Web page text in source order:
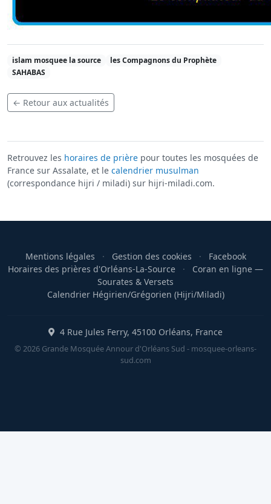
islam mosquee la source
les Compagnons du Prophète
SAHABAS
← Retour aux actualités
Retrouvez les horaires de prière pour toutes les mosquées de
France sur Assalate, et le calendrier musulman
(correspondance hijri / miladi) sur hijri-miladi.com.
Mentions légales · Gestion des cookies ·
Facebook
Horaires des prières d'Orléans-La-Source
·
Coran en ligne —
Sourates & Versets
Calendrier Hégirien/Grégorien (Hijri/Miladi)
4 Rue Jules Ferry, 45100 Orléans, France
© 2026 Grande Mosquée Annour d'Orléans Sud - mosquee-orleans-
sud.com